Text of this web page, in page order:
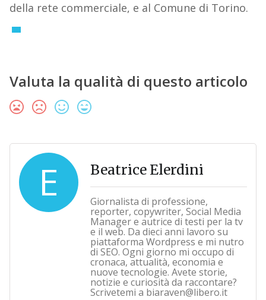
della rete commerciale, e al Comune di Torino.
Valuta la qualità di questo articolo
E Beatrice Elerdini
Giornalista di professione,
reporter, copywriter, Social Media
Manager e autrice di testi per la tv
e il web. Da dieci anni lavoro su
piattaforma Wordpress e mi nutro
di SEO. Ogni giorno mi occupo di
cronaca, attualità, economia e
nuove tecnologie. Avete storie,
notizie e curiosità da raccontare?
Scrivetemi a biaraven@libero.it